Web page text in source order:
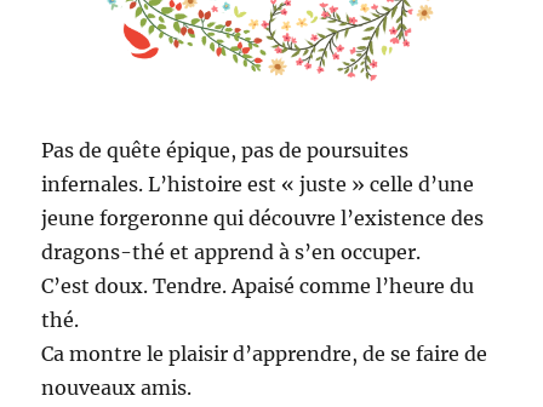
Pas de quête épique, pas de poursuites
infernales. L’histoire est « juste » celle d’une
jeune forgeronne qui découvre l’existence des
dragons-thé et apprend à s’en occuper.
C’est doux. Tendre. Apaisé comme l’heure du
thé.
Ca montre le plaisir d’apprendre, de se faire de
nouveaux amis.